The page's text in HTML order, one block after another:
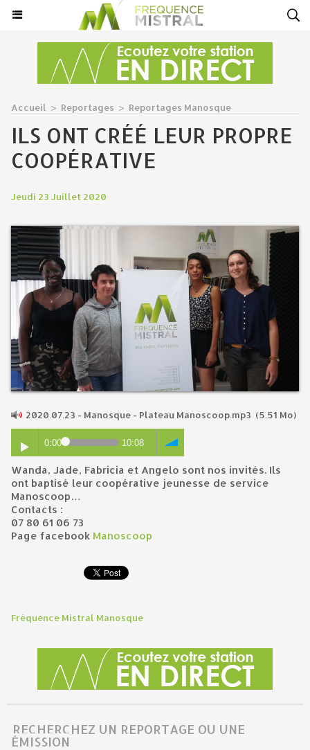
Accueil > Reportages > Reportages Manosque
ILS ONT CRÉÉ LEUR PROPRE
COOPÉRATIVE
Jeudi 23 Juillet 2020
2020.07.23 - Manosque - Plateau Manoscoop.mp3 (5.51 Mo)
0:00 10:08
Wanda, Jade, Fabricia et Angelo sont nos invités. Ils
ont baptisé leur coopérative jeunesse de service
Manoscoop…
Contacts :
07 80 61 06 73
Page facebook Manoscoop
Fréquence Mistral Manosque
RECHERCHEZ UN REPORTAGE OU UNE
ÉMISSION